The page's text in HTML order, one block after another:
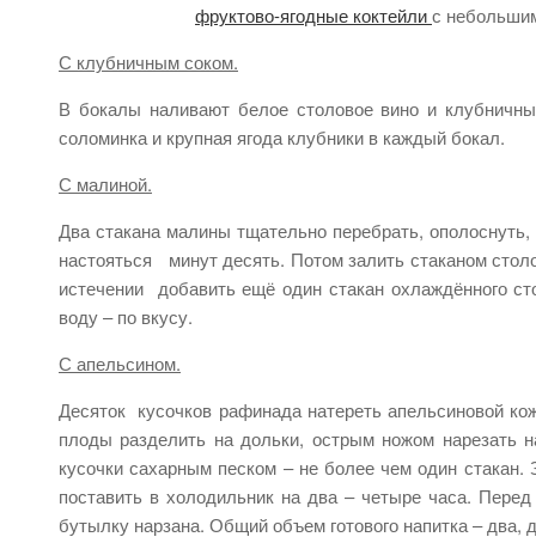
фруктово-ягодные коктейлис
С клубничным соком.
В бокалы наливают белое столовое вино и
соломинка и крупная ягода клубники в каждый бокал.
С малиной.
Два стакана малины тщательно перебрать,
настояться минут десять. Потом залить стаканом
истечении добавить ещё один стакан охлаждённого
воду – по вкусу.
С апельсином.
Десяток кусочков рафинада натереть апельсиновой
плоды разделить на дольки, острым ножом нарезать
кусочки сахарным песком – не более чем один
поставить в холодильник на два – четыре часа.
бутылку нарзана. Общий объем готового напитка – два,